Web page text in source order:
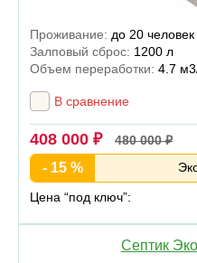
Проживание: до 20 человек
Залповый сброс: 1200 л
Объем переработки: 4.7
В сравнение
408 000 ₽ 480 000 ₽
- 15 %
Цена “под ключ”:
Септик